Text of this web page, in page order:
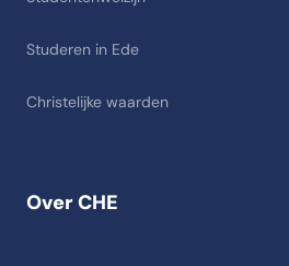
Over CHE
Studeren in Ede
Christelijke waarden